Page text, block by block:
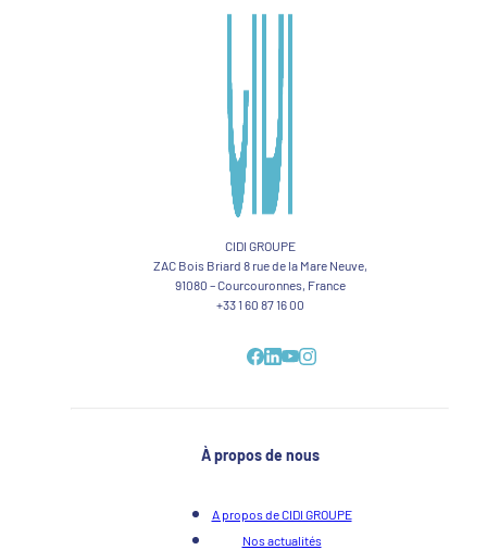
CIDI GROUPE
ZAC Bois Briard 8 rue de la Mare Neuve,
91080 – Courcouronnes, France
+33 1 60 87 16 00
À propos de nous
A propos de CIDI GROUPE
Nos actualités